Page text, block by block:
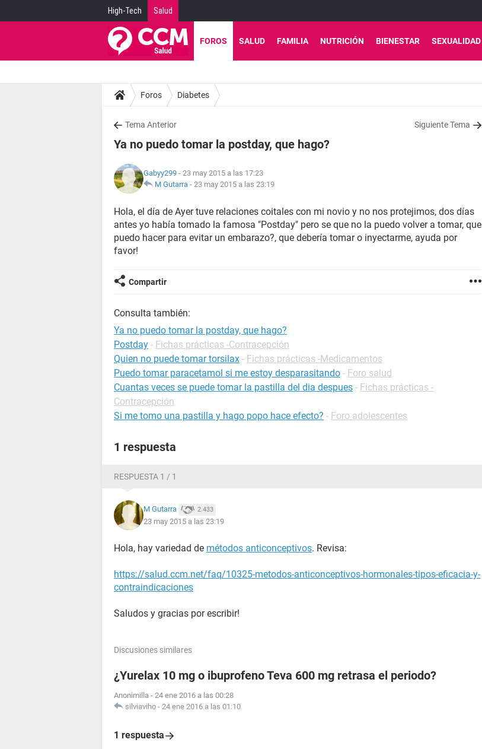
High-Tech Salud
FOROS SALUD FAMILIA NUTRICIÓN BIENESTAR SEXUALIDAD
Foros Diabetes
Tema Anterior Siguiente Tema
Ya no puedo tomar la postday, que hago?
Gabyy299 - 23 may 2015 a las 17:23
M Gutarra - 23 may 2015 a las 23:19
Hola, el día de Ayer tuve relaciones coitales con mi novio y no nos protejimos, dos días
antes yo había tomado la famosa "Postday" pero se que no la puedo volver a tomar, que
puedo hacer para evitar un embarazo?, que debería tomar o inyectarme, ayuda por
favor!
Compartir
Consulta también:
Ya no puedo tomar la postday, que hago?
Postday - Fichas prácticas -Contracepción
Quien no puede tomar torsilax - Fichas prácticas -Medicamentos
Puedo tomar paracetamol si me estoy desparasitando - Foro salud
Cuantas veces se puede tomar la pastilla del dia despues - Fichas prácticas -
Contracepción
Si me tomo una pastilla y hago popo hace efecto? - Foro adolescentes
1 respuesta
RESPUESTA 1 / 1
M Gutarra 2.433
23 may 2015 a las 23:19
Hola, hay variedad de métodos anticonceptivos. Revisa:
https://salud.ccm.net/faq/10325-metodos-anticonceptivos-hormonales-tipos-eficacia-y-
contraindicaciones
Saludos y gracias por escribir!
Discusiones similares
¿Yurelax 10 mg o ibuprofeno Teva 600 mg retrasa el periodo?
Anonimilla - 24 ene 2016 a las 00:28
silviaviho - 24 ene 2016 a las 01:10
1 respuesta